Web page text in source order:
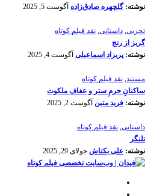
نوشته:گلچهره صادق‌زاده آگوست 5, 2025
تجربی, داستانی, نقد فیلم کوتاه
گریز از رنج
نوشته:پریزاد اسماعیلی آگوست 4, 2025
مستند, نقد فیلم کوتاه
ساکنانِ حرمِ ستر و عفافِ ملکوت
نوشته: فرید متین آگوست 2, 2025
داستانی, نقد فیلم کوتاه
تلنگر
نوشته: علی بکتاش جولای 29, 2025